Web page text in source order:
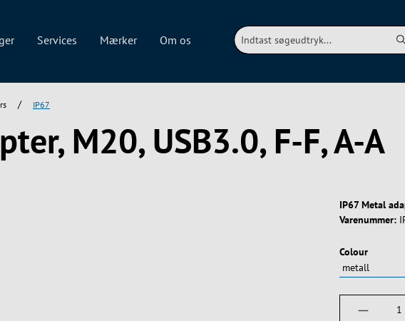
Services Mærker Om os
/ IP67
M20, USB3.0, F-F, A-A
IP67 Metal
Varenummer:
Vælg
Colour